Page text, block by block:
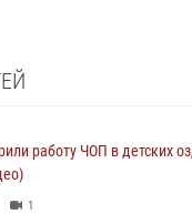
работу ЧОП в детских
1